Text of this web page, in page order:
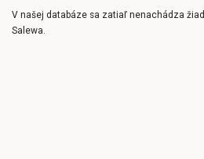
V našej databáze sa zatiaľ nenachádza
Salewa.